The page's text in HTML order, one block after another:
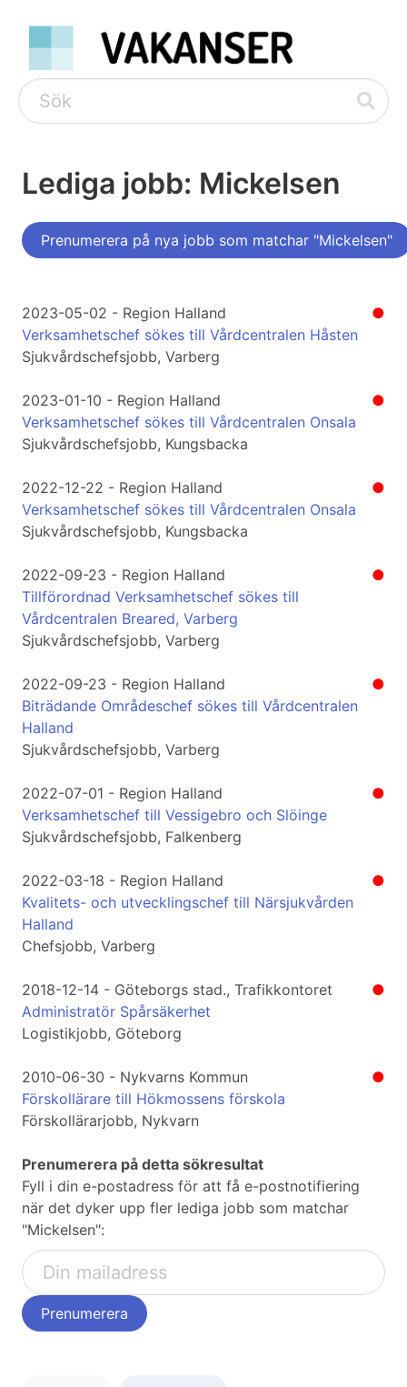
Lediga jobb: Mickelsen
Prenumerera på nya jobb som matchar "Mickelsen"
●
2023-05-02 - Region Halland
Verksamhetschef sökes till Vårdcentralen Håsten
Sjukvårdschefsjobb, Varberg
●
2023-01-10 - Region Halland
Verksamhetschef sökes till Vårdcentralen Onsala
Sjukvårdschefsjobb, Kungsbacka
●
2022-12-22 - Region Halland
Verksamhetschef sökes till Vårdcentralen Onsala
Sjukvårdschefsjobb, Kungsbacka
●
2022-09-23 - Region Halland
Tillförordnad Verksamhetschef sökes till
Vårdcentralen Breared, Varberg
Sjukvårdschefsjobb, Varberg
●
2022-09-23 - Region Halland
Biträdande Områdeschef sökes till Vårdcentralen
Halland
Sjukvårdschefsjobb, Varberg
●
2022-07-01 - Region Halland
Verksamhetschef till Vessigebro och Slöinge
Sjukvårdschefsjobb, Falkenberg
●
2022-03-18 - Region Halland
Kvalitets- och utvecklingschef till Närsjukvården
Halland
Chefsjobb, Varberg
●
2018-12-14 - Göteborgs stad., Trafikkontoret
Administratör Spårsäkerhet
Logistikjobb, Göteborg
●
2010-06-30 - Nykvarns Kommun
Förskollärare till Hökmossens förskola
Förskollärarjobb, Nykvarn
Prenumerera på detta sökresultat
Fyll i din e-postadress för att få e-postnotifiering
när det dyker upp fler lediga jobb som matchar
"Mickelsen":